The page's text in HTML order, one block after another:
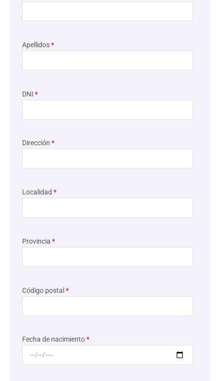
Apellidos*
DNI*
Dirección*
Localidad*
Provincia*
Código postal*
Fecha de nacimiento*